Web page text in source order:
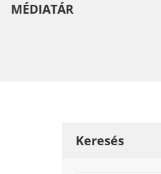
MÉDIATÁR
Keresés